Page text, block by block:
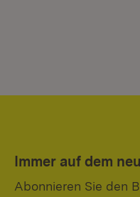
Immer auf dem
Abonnieren Sie den